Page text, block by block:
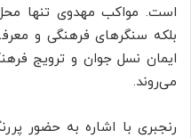
است. مواکب مهدوی تنها
بلکه سنگرهای فرهنگی و
ایمان نسل جوان و ترویج
می‌روند.
رنجبری با اشاره به حضور